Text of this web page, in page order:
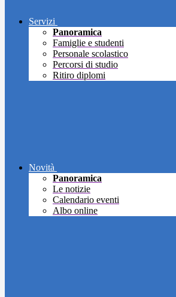
Servizi
Panoramica
Famiglie e studenti
Personale scolastico
Percorsi di studio
Ritiro diplomi
Novità
Panoramica
Le notizie
Calendario eventi
Albo online